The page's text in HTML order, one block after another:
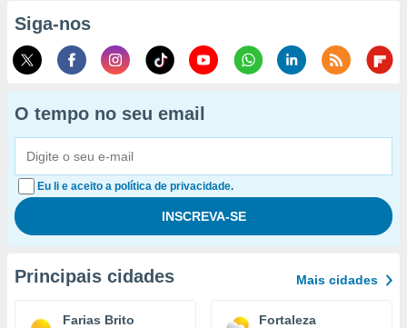
Siga-nos
O tempo no seu email
Eu li e aceito a política de privacidade.
Principais cidades Mais cidades
Farias Brito Fortaleza